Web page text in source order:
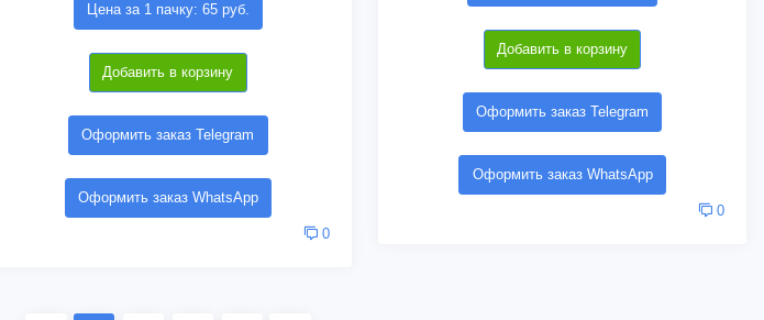
Цена за 1 пачку: 65 руб.
Добавить в корзину
Оформить заказ Telegram
Оформить заказ WhatsApp
0
Добавить в корзину
Оформить заказ Telegram
Оформить заказ WhatsApp
0